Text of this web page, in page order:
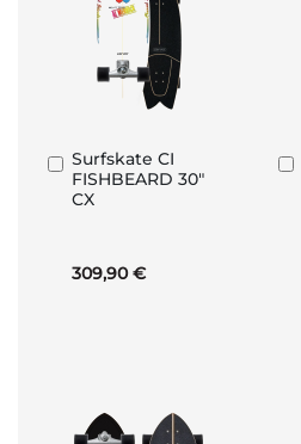
Surfskate CI
FISHBEARD 30"
CX
309,90 €
Añadir
al
carrito